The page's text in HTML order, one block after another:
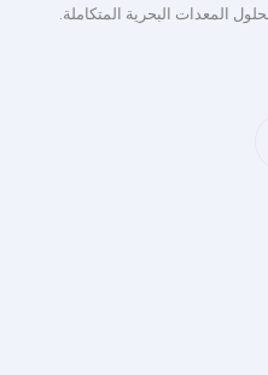
المعدات البحرية المتكاملة.